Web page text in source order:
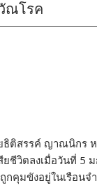
ณโรค
ธิติสรรค์ ญาณนิกร
ชีวิตลงเมื่อวันที่ 5
คุมขังอยู่ในเรือนจ